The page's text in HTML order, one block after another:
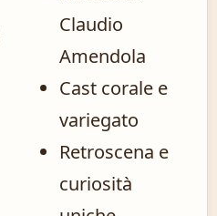
Claudio
Amendola
Cast corale e
variegato
Retroscena e
curiosità